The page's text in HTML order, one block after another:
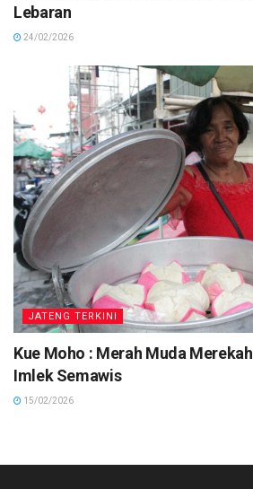
Lebaran
24/02/2026
JATENG TERKINI
Kue Moho : Merah Muda
Imlek Semawis
15/02/2026